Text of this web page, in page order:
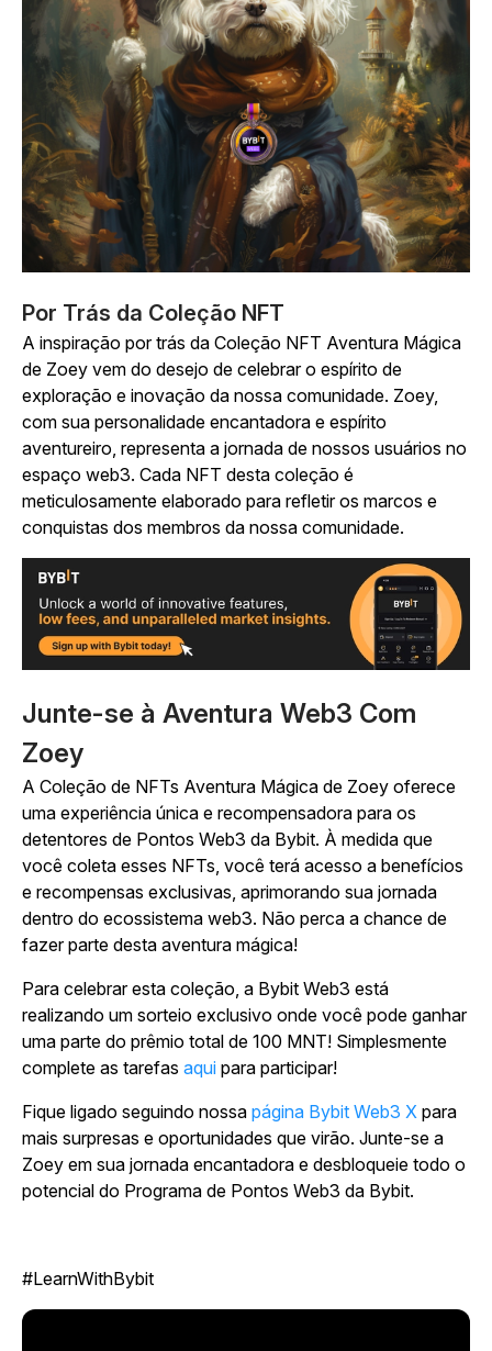
Por Trás da Coleção NFT
A inspiração por trás da Coleção NFT Aventura Mágica
de Zoey vem do desejo de celebrar o espírito de
exploração e inovação da nossa comunidade. Zoey,
com sua personalidade encantadora e espírito
aventureiro, representa a jornada de nossos usuários no
espaço web3. Cada NFT desta coleção é
meticulosamente elaborado para refletir os marcos e
conquistas dos membros da nossa comunidade.
Junte-se à Aventura Web3 Com
Zoey
A Coleção de NFTs Aventura Mágica de Zoey oferece
uma experiência única e recompensadora para os
detentores de Pontos Web3 da Bybit. À medida que
você coleta esses NFTs, você terá acesso a benefícios
e recompensas exclusivas, aprimorando sua jornada
dentro do ecossistema web3. Não perca a chance de
fazer parte desta aventura mágica!
Para celebrar esta coleção, a Bybit Web3 está
realizando um sorteio exclusivo onde você pode ganhar
uma parte do prêmio total de 100 MNT! Simplesmente
complete as tarefas aqui para participar!
Fique ligado seguindo nossa página Bybit Web3 X para
mais surpresas e oportunidades que virão. Junte-se a
Zoey em sua jornada encantadora e desbloqueie todo o
potencial do Programa de Pontos Web3 da Bybit.
#LearnWithBybit